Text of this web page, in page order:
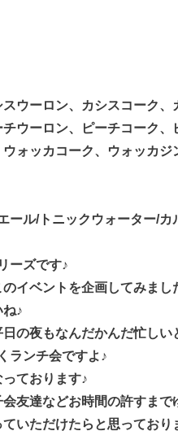
ウーロン、カシスコーク、
ウーロン、ピーチコーク、
ォッカコーク、ウォッカ
ル/トニックウォーター/
ーズです♪
イベントを企画してみまし
♪
の夜もなんだかんだ忙しい
ランチ会ですよ♪
ております♪
友達などお時間の許すま
いただけたらと思っており